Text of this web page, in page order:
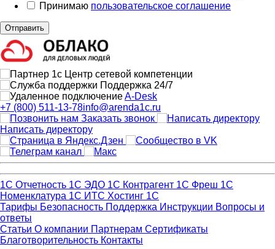
Принимаю пользовательское соглашение
Отправить
Поддержка 24/7
A-Desk
+7 (800) 511-13-78info@arenda1c.ru
Заказать звонок
Написать директору
1С Отчетность 1С ЭДО 1С Контрагент 1С Фреш 1С
Номенклатура 1С ИТС Хостинг 1С
Тарифы Безопасность Поддержка Инструкции Вопросы и
ответы
Статьи О компании Партнерам Сертификаты
Благотворительность Контакты